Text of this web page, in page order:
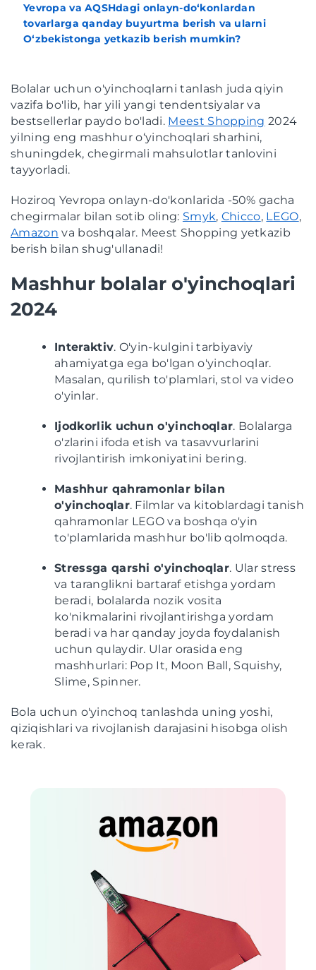
Yevropa va AQSHdagi onlayn-do‘konlardan
tovarlarga qanday buyurtma berish va ularni
O‘zbekistonga yetkazib berish mumkin?
Bolalar uchun o'yinchoqlarni tanlash juda qiyin
vazifa bo'lib, har yili yangi tendentsiyalar va
bestsellerlar paydo bo'ladi. Meest Shopping 2024
yilning eng mashhur o‘yinchoqlari sharhini,
shuningdek, chegirmali mahsulotlar tanlovini
tayyorladi.
Hoziroq Yevropa onlayn-do'konlarida -50% gacha
chegirmalar bilan sotib oling: Smyk, Chicco, LEGO,
Amazon va boshqalar. Meest Shopping yetkazib
berish bilan shug'ullanadi!
Mashhur bolalar o'yinchoqlari
2024
Interaktiv. O'yin-kulgini tarbiyaviy
ahamiyatga ega bo'lgan o'yinchoqlar.
Masalan, qurilish to'plamlari, stol va video
o'yinlar.
Ijodkorlik uchun o'yinchoqlar. Bolalarga
o'zlarini ifoda etish va tasavvurlarini
rivojlantirish imkoniyatini bering.
Mashhur qahramonlar bilan
o'yinchoqlar. Filmlar va kitoblardagi tanish
qahramonlar LEGO va boshqa o'yin
to'plamlarida mashhur bo'lib qolmoqda.
Stressga qarshi o'yinchoqlar. Ular stress
va taranglikni bartaraf etishga yordam
beradi, bolalarda nozik vosita
ko'nikmalarini rivojlantirishga yordam
beradi va har qanday joyda foydalanish
uchun qulaydir. Ular orasida eng
mashhurlari: Pop It, Moon Ball, Squishy,
Slime, Spinner.
Bola uchun o'yinchoq tanlashda uning yoshi,
qiziqishlari va rivojlanish darajasini hisobga olish
kerak.